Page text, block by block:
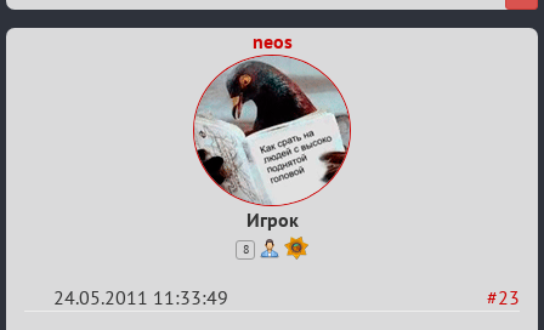
neos
Игрок
8
#23
24.05.2011 11:33:49